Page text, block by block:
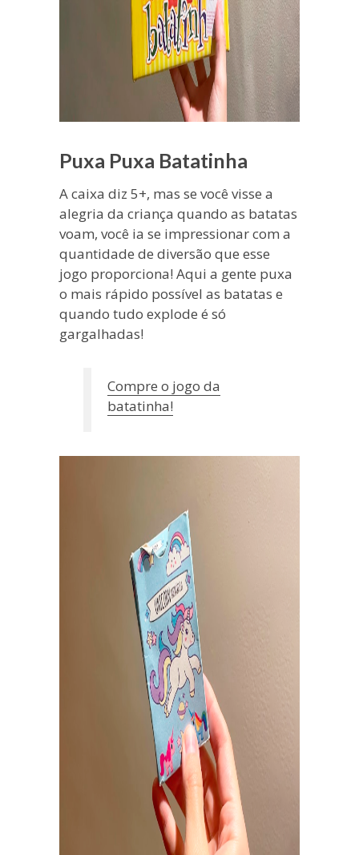
Puxa Puxa Batatinha
A caixa diz 5+, mas se você visse a
alegria da criança quando as batatas
voam, você ia se impressionar com a
quantidade de diversão que esse
jogo proporciona! Aqui a gente puxa
o mais rápido possível as batatas e
quando tudo explode é só
gargalhadas!
Compre o jogo da
batatinha!